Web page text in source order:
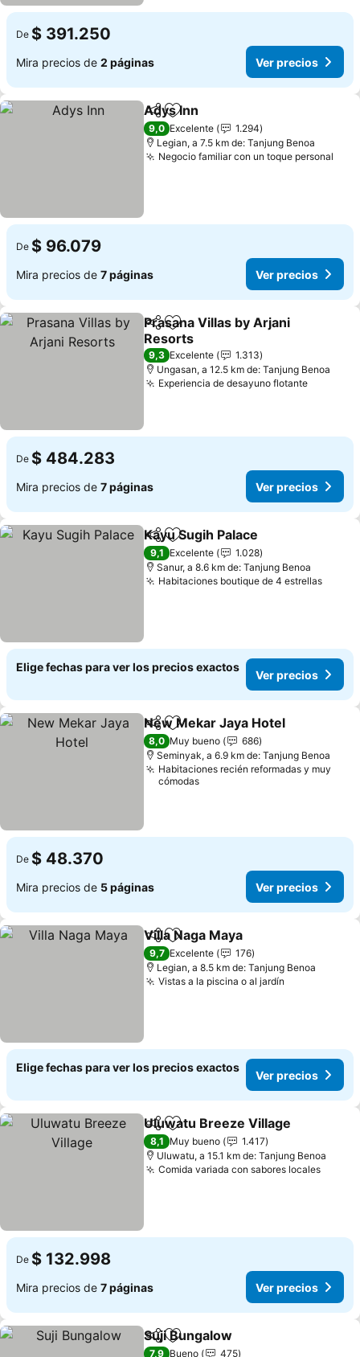
De $ 391.250
Mira precios de 2 páginas Ver precios
CompartirAgregar a favoritos
Adys Inn
9,0 Excelente
1.294
Legian, a 7.5 km de: Tanjung Benoa
Negocio familiar con un toque personal
De $ 96.079
Mira precios de 7 páginas Ver precios
CompartirAgregar a favoritos
Prasana Villas by Arjani
Resorts
9,3 Excelente
1.313
Ungasan, a 12.5 km de: Tanjung Benoa
Experiencia de desayuno flotante
De $ 484.283
Mira precios de 7 páginas Ver precios
CompartirAgregar a favoritos
Kayu Sugih Palace
9,1 Excelente
1.028
Sanur, a 8.6 km de: Tanjung Benoa
Habitaciones boutique de 4 estrellas
Elige fechas para ver los precios exactos
Ver precios
CompartirAgregar a favoritos
New Mekar Jaya Hotel
8,0 Muy bueno
686
Seminyak, a 6.9 km de: Tanjung Benoa
Habitaciones recién reformadas y muy
cómodas
De $ 48.370
Mira precios de 5 páginas Ver precios
CompartirAgregar a favoritos
Villa Naga Maya
9,7 Excelente
176
Legian, a 8.5 km de: Tanjung Benoa
Vistas a la piscina o al jardín
Elige fechas para ver los precios exactos
Ver precios
CompartirAgregar a favoritos
Uluwatu Breeze Village
8,1 Muy bueno
1.417
Uluwatu, a 15.1 km de: Tanjung Benoa
Comida variada con sabores locales
De $ 132.998
Mira precios de 7 páginas Ver precios
CompartirAgregar a favoritos
Suji Bungalow
7,9 Bueno 475